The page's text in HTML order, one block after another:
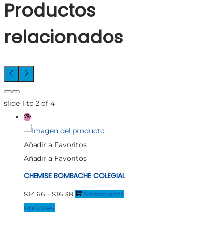
Productos
relacionados
slide 1 to 2 of 4
Añadir a Favoritos
Añadir a Favoritos
CHEMISE BOMBACHE COLEGIAL
$14,66 - $16,38RangoSeleccionar
opcionesEste